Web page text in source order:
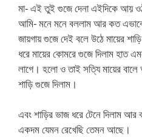
মা- এই তুই গুজে দেনা এইদিকে আয়
আমি- মনে মনে বললাম আর কত
জায়গায় গুজে দেই বলে উঠে মায়ের
ধরে মায়ের কোমরে গুজে দিলাম হাত
লাগে। হলো ও তাই সত্যি মায়ের
শাড়ি গুজে দিলাম।
এবং শাড়ির ভাজ ধরে টেনে দিলাম
একদম যেমন রেখেছি তেমন আছে।